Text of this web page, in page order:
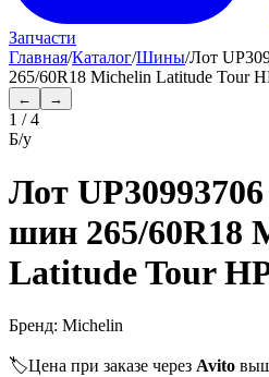
Запчасти
Главная/Каталог/Шины/Лот
265/60R18 Michelin Latitude Tour
← →
1 /4
Б/у
Лот
шин 265/60R18
Latitude Tour
Бренд: Michelin
🏷️Цена при заказе через Avito